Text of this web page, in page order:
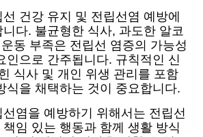
건강 유지 및 전립선염 예방에
다. 불균형한 식사, 과도한 알코
동 부족은 전립선 염증의 가능성
인으로 간주됩니다. 규칙적인 신
식사 및 개인 위생 관리를 포함
식을 채택하는 것이 중요합니다.
염을 예방하기 위해서는 전립선
임 있는 행동과 함께 생활 방식